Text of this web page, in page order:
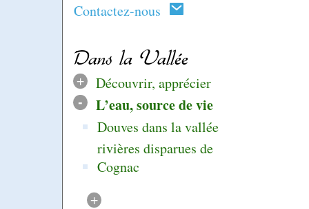
Contactez-nous
Dans la Vallée
+ Découvrir, apprécier
- L’eau, source de vie
Douves dans la vallée
rivières disparues de
Cognac
+